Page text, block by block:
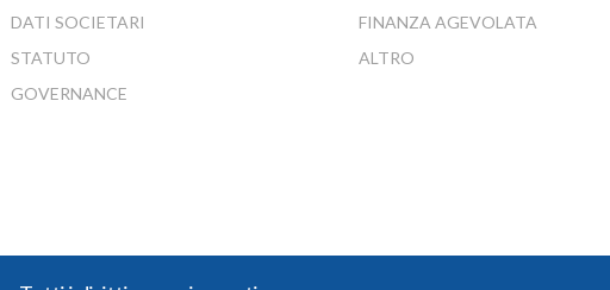
DATI SOCIETARI
STATUTO
GOVERNANCE
FINANZA AGEVOLATA
ALTRO